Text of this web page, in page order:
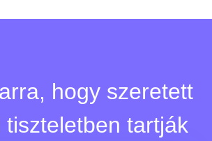
hogy szeretett
tiszteletben tartják